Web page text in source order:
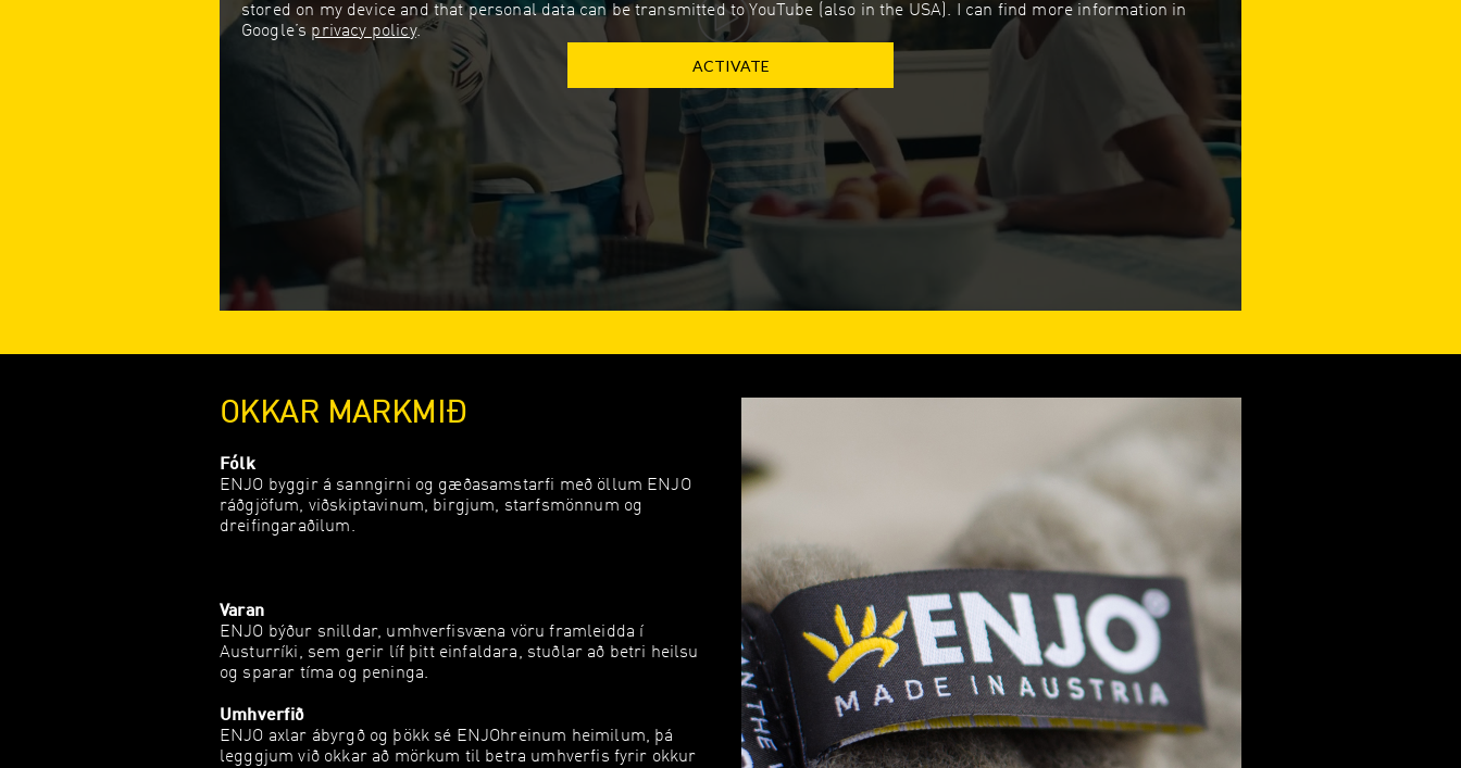
stored on my device and that personal data can be transmitted to YouTube (also in the USA). I can find more information in
Google’s privacy policy.
ACTIVATE
OKKAR MARKMIÐ
Fólk
ENJO byggir á sanngirni og gæðasamstarfi með öllum ENJO
ráðgjöfum, viðskiptavinum, birgjum, starfsmönnum og
dreifingaraðilum.
Varan
ENJO býður snilldar, umhverfisvæna vöru framleidda í
Austurríki, sem gerir líf þitt einfaldara, stuðlar að betri heilsu
og sparar tíma og peninga.
Umhverfið
ENJO axlar ábyrgð og þökk sé ENJOhreinum heimilum, þá
legggjum við okkar að mörkum til betra umhverfis fyrir okkur